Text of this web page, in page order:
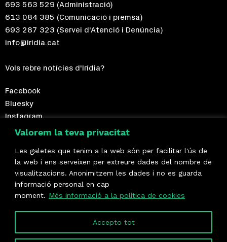
Valorem la teva privacitat
Les galetes que tenim a la web són per facilitar l'ús de
la web i ens serveixen per extreure dades del nombre de
visualitzacions. Anonimitzem les dades i no es guarda
informació personal en cap
moment. Més informació a la política de cookies
Accepto tot
693 563 529 (Administració)
613 084 385 (Comunicació i premsa)
693 287 323 (Servei d'Atenció i Denúncia)
info@iridia.cat
Vols rebre notícies d'Irídia?
Facebook
Bluesky
Instagram
Telegram
Fes-te sòcia!
Formem part de